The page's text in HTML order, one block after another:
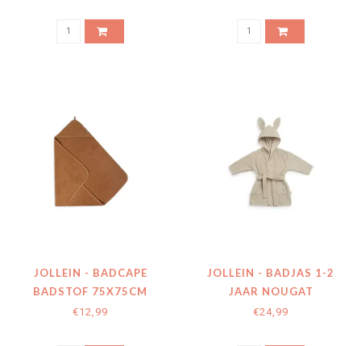
JOLLEIN - BADCAPE
BADSTOF 75X75CM
CARAMEL
€12,99
JOLLEIN - BADJAS 1-2
JAAR NOUGAT
€24,99